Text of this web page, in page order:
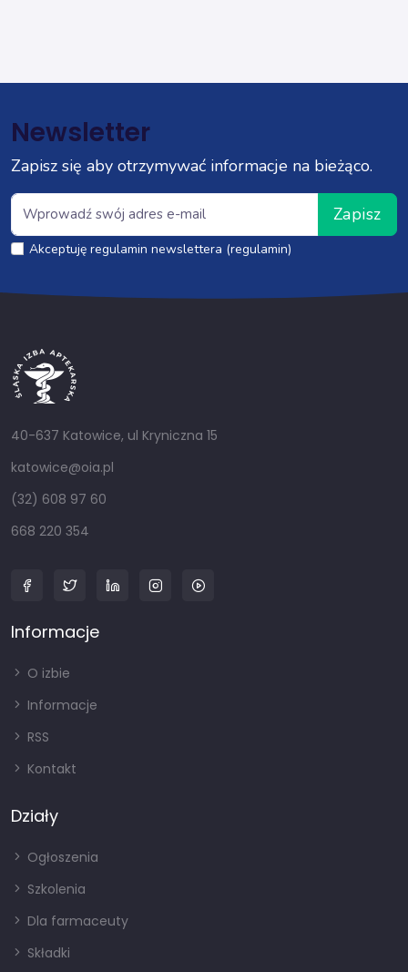
Newsletter
Zapisz się aby otrzymywać informacje na bieżąco.
Zapisz
Akceptuję regulamin newslettera (regulamin)
40-637 Katowice, ul Kryniczna 15
katowice@oia.pl
(32) 608 97 60
668 220 354
Informacje
O izbie
Informacje
RSS
Kontakt
Działy
Ogłoszenia
Szkolenia
Dla farmaceuty
Składki